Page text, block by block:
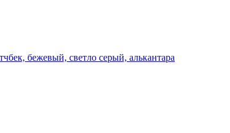
бежевый, светло серый, алькантара